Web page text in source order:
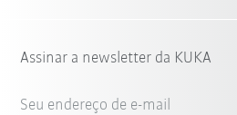
Assinar a newsletter da KUKA
Seu endereço de e-mail